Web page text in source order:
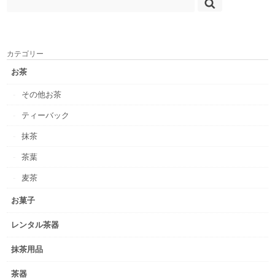
カテゴリー
お茶
その他お茶
ティーバック
抹茶
茶葉
麦茶
お菓子
レンタル茶器
抹茶用品
茶器